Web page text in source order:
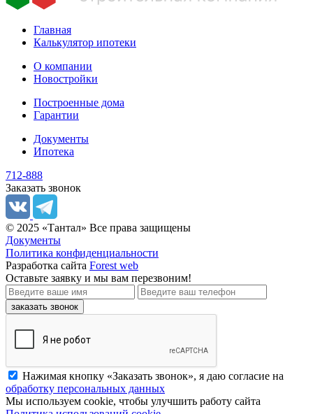
Главная
Калькулятор ипотеки
О компании
Новостройки
Построенные дома
Гарантии
Документы
Ипотека
712-888
Заказать звонок
© 2025 «Тантал» Все права защищены
Документы
Политика конфиденциальности
Разработка сайта Forest web
Оставьте заявку и мы вам перезвоним!
заказать звонок
Нажимая кнопку «Заказать звонок», я даю согласие на
обработку персональных данных
Мы используем cookie, чтобы улучшить работу сайта